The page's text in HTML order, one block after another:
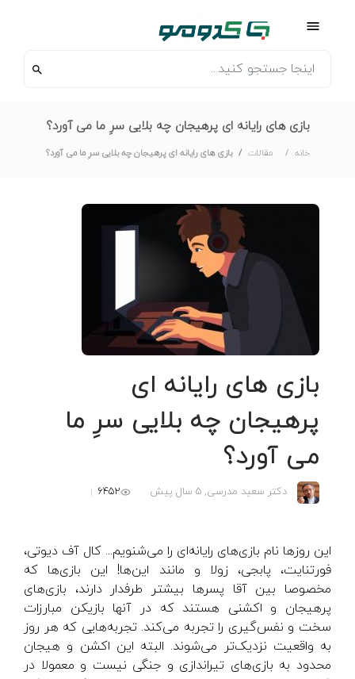
بازی های رایانه ای پرهیجان چه بلایی سرِ ما می آورد؟
خانه مقالات بازی های رایانه ای پرهیجان چه بلایی سرِ ما می آورد؟
بازی های رایانه ای
پرهیجان چه بلایی سرِ ما
می آورد؟
دکتر سعید مدرسی, 5 سال پیش 6452
این روزها نام بازی‌های رایانه‌ای را می‌شنویم... کال آف دیوتی،
فورتنایت، پابجی، زولا و مانند این‌ها! این بازی‌ها که
مخصوصا بین آقا پسرها بیشتر طرفدار دارند، بازی‌های
پرهیجان و اکشنی هستند که در آنها بازیکن مبارزات
سخت و نفس‌گیری را تجربه می‌کند. تجربه‌هایی که هر روز
به واقعیت نزدیک‌تر می‌شوند. البته این اکشن و هیجان
محدود به بازی‌های تیراندازی و جنگی نیست و معمولا در